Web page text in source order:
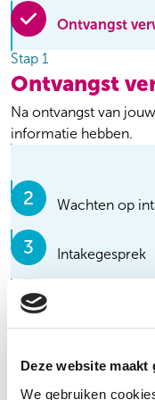
Deze website
We gebruiken
Ontvangst
Ontvangst
Stap 1
Na ontvangst van
informatie hebben.
Wachten op
Intakegesprek